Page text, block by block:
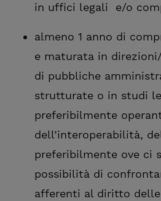
in uffici legali e/o
almeno 1 anno di
e maturata in
di pubbliche
strutturate o in studi
preferibilmente
dell’interoperabilità,
preferibilmente ove ci
possibilità di
afferenti al diritto